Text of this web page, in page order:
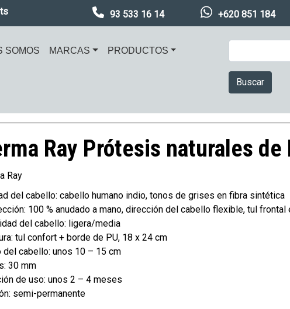
93 533 16 14 +620 851 184
principal
SOMOS MARCAS PRODUCTOS
Buscar
Ray Prótesis naturales de
Ray
del cabello: cabello humano indio, tonos de grises en fibra sintética
100 % anudado a mano, dirección del cabello flexible, tul
del cabello: ligera/media
tul confort + borde de PU, 18 x 24 cm
del cabello: unos 10 – 15 cm
30 mm
de uso: unos 2 – 4 meses
semi-permanente